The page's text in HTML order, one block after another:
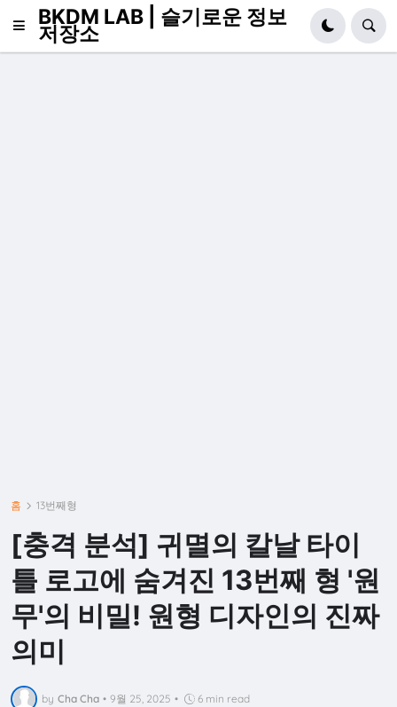
BKDM LAB | 슬기로운 정보
저장소
홈 13번째형
[충격 분석] 귀멸의 칼날 타이
틀 로고에 숨겨진 13번째 형 '원
무'의 비밀! 원형 디자인의 진짜
의미
by Cha Cha • 9월 25, 2025 • 6 min read